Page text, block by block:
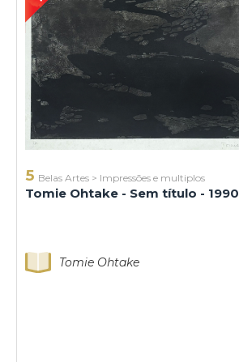
5 Belas Artes > Impressões e multiplos
Tomie Ohtake - Sem título - 1990
Tomie Ohtake